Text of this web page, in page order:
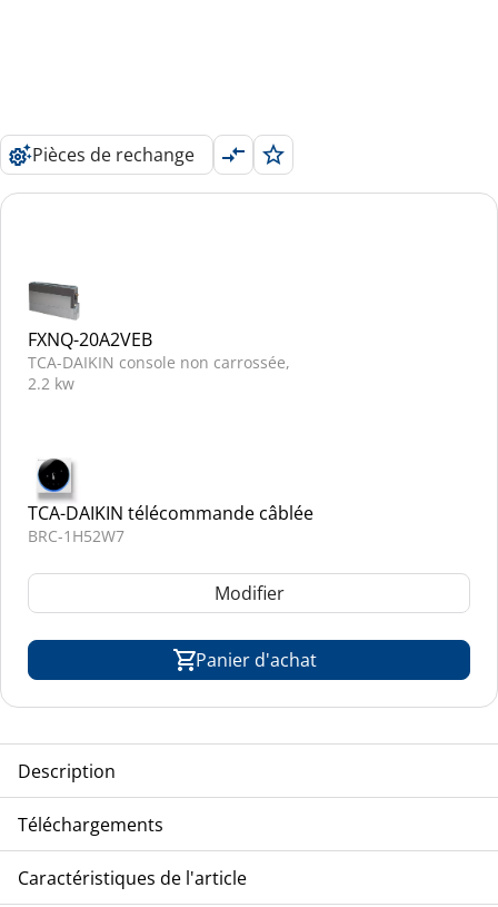
Pièces de rechange
FXNQ-20A2VEB
TCA-DAIKIN console non carrossée,
2.2 kw
TCA-DAIKIN télécommande câblée
BRC-1H52W7
Modifier
Panier d'achat
Description
réfrigérant R-410A
Téléchargements
FXNQ-20A2VEB_drawing
FXNQ-20A2VEB_list
Caractéristiques de l'article